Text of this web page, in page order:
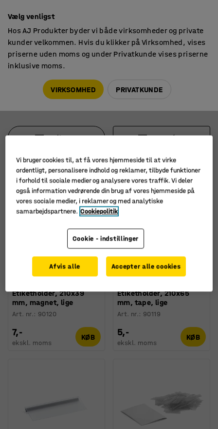
Etiketholdere
Filtre Sortér
4 produkter
Fås i flere forskellige
Etiketholder, 210x39
mm, magnet, lige
Art. nr.: 90120
7,-
ekskl. moms
KØB
Fås i flere forskellige
Etiketholder, 210x65
mm, tape, lige
Art. nr.: 90119
5,-
ekskl. moms
KØB
Vælg venligst
Hos AJ Produkter byder vi både virksomheder og private
kunder velkommen. Hvis du klikker på Virksomhed, vises
priserne uden moms og under Privatkunde vises priserne
inklusive moms.
VIRKSOMHED PRIVATKUNDE
Vi bruger cookies til, at få vores hjemmeside til at virke
ordentligt, personalisere indhold og reklamer, tilbyde funktioner
i forhold til sociale medier og analysere vores traffik. Vi deler
også information vedrørende din brug af vores hjemmeside på
vores sociale medier, i reklamer og med analytiske
samarbejdspartnere. Cookiepolitik
Cookie - indstillinger
Afvis alle Accepter alle cookies